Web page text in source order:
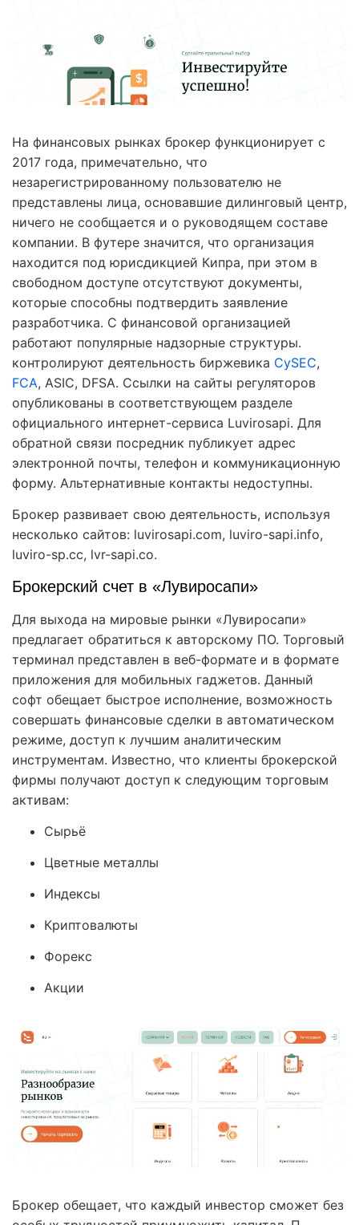
На финансовых рынках брокер функционирует с
2017 года, примечательно, что
незарегистрированному пользователю не
представлены лица, основавшие дилинговый центр,
ничего не сообщается и о руководящем составе
компании. В футере значится, что организация
находится под юрисдикцией Кипра, при этом в
свободном доступе отсутствуют документы,
которые способны подтвердить заявление
разработчика. С финансовой организацией
работают популярные надзорные структуры.
контролируют деятельность биржевика CySEC,
FCA, ASIC, DFSA. Ссылки на сайты регуляторов
опубликованы в соответствующем разделе
официального интернет-сервиса Luvirosapi. Для
обратной связи посредник публикует адрес
электронной почты, телефон и коммуникационную
форму. Альтернативные контакты недоступны.
Брокер развивает свою деятельность, используя
несколько сайтов: luvirosapi.com, luviro-sapi.info,
luviro-sp.cc, lvr-sapi.co.
Брокерский счет в «Лувиросапи»
Для выхода на мировые рынки «Лувиросапи»
предлагает обратиться к авторскому ПО. Торговый
терминал представлен в веб-формате и в формате
приложения для мобильных гаджетов. Данный
софт обещает быстрое исполнение, возможность
совершать финансовые сделки в автоматическом
режиме, доступ к лучшим аналитическим
инструментам. Известно, что клиенты брокерской
фирмы получают доступ к следующим торговым
активам:
Сырьё
Цветные металлы
Индексы
Криптовалюты
Форекс
Акции
Брокер обещает, что каждый инвестор сможет без